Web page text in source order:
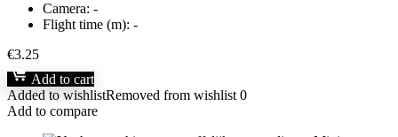
Camera: -
Flight time (m): -
€3.25
Add to cart
Added to wishlistRemoved from wishlist 0
Add to compare